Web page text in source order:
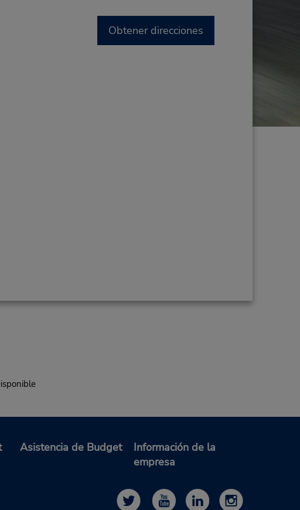
Obtener direcciones
Asistencia de Budget
Información de la
empresa